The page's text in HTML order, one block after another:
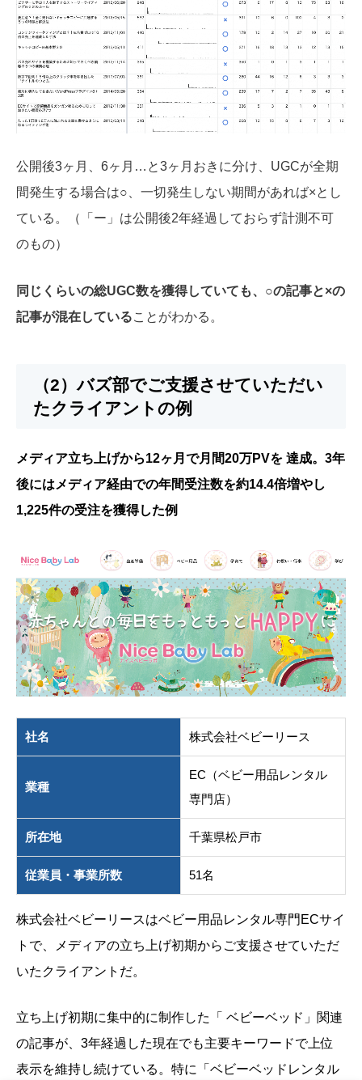
公開後3ヶ月、6ヶ月…と3ヶ月おきに分け、UGCが全期
間発生する場合は○、一切発生しない期間があれば×とし
ている。（「ー」は公開後2年経過しておらず計測不可
のもの）
同じくらいの総UGC数を獲得していても、○の記事と×の
記事が混在していることがわかる。
（2）バズ部でご支援させていただい
たクライアントの例
メディア立ち上げから12ヶ月で月間20万PVを 達成。3年
後にはメディア経由での年間受注数を約14.4倍増やし
1,225件の受注を獲得した例
社名 株式会社ベビーリース
業種
EC（ベビー用品レンタル
専門店）
所在地 千葉県松戸市
従業員・事業所数 51名
株式会社ベビーリースはベビー用品レンタル専門ECサイ
トで、メディアの立ち上げ初期からご支援させていただ
いたクライアントだ。
立ち上げ初期に集中的に制作した「 ベビーベッド」関連
の記事が、3年経過した現在でも主要キーワードで上位
表示を維持し続けている。特に「ベビーベッドレンタル